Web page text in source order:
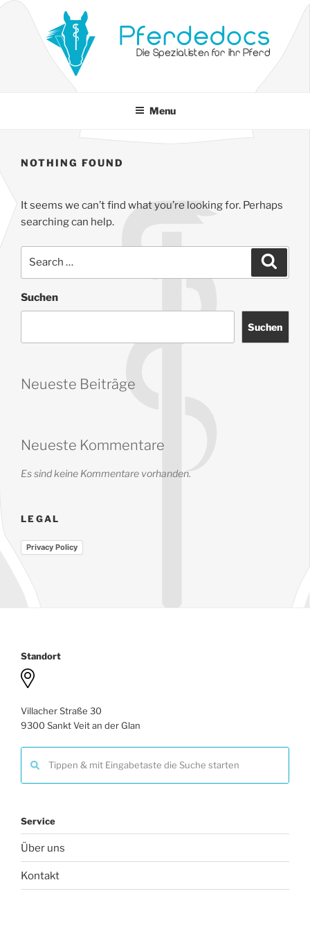
Pferdedocs
Die Spezialisten für ihr Pferd
Menu
NOTHING FOUND
It seems we can’t find what you’re looking for. Perhaps
searching can help.
Suchen
Suchen
Neueste Beiträge
Neueste Kommentare
Es sind keine Kommentare vorhanden.
LEGAL
Privacy Policy
Standort
Villacher Straße 30
9300 Sankt Veit an der Glan
Service
Über uns
Kontakt